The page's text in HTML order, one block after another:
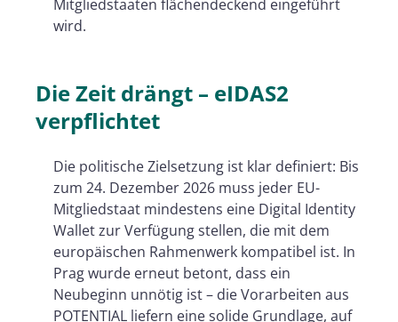
Mitgliedstaaten flächendeckend eingeführt
wird.
Die Zeit drängt – eIDAS2
verpflichtet
Die politische Zielsetzung ist klar definiert: Bis
zum 24. Dezember 2026 muss jeder EU-
Mitgliedstaat mindestens eine Digital Identity
Wallet zur Verfügung stellen, die mit dem
europäischen Rahmenwerk kompatibel ist. In
Prag wurde erneut betont, dass ein
Neubeginn unnötig ist – die Vorarbeiten aus
POTENTIAL liefern eine solide Grundlage, auf